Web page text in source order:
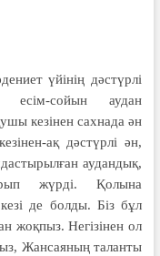
үйінің дәстүрлі
есім-сойын аудан
кезінен сахнада ән
ақ дәстүрлі ән,
аудандық,
жүрді. Қолына
де болды. Біз бұл
жоқпыз. Негізінен ол
Жансаяның таланты